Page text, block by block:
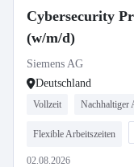
Cybersecurity
(w/m/d)
Siemens AG
Deutschland
Vollzeit Nachhaltiger
Flexible Arbeitszeiten
02.08.2026